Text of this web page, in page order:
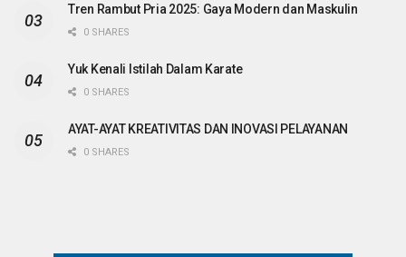
Tren Rambut Pria 2025: Gaya Modern dan Maskulin
0 SHARES
Yuk Kenali Istilah Dalam Karate
0 SHARES
AYAT-AYAT KREATIVITAS DAN INOVASI PELAYANAN
0 SHARES